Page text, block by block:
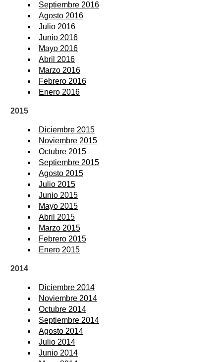
Septiembre 2016
Agosto 2016
Julio 2016
Junio 2016
Mayo 2016
Abril 2016
Marzo 2016
Febrero 2016
Enero 2016
2015
Diciembre 2015
Noviembre 2015
Octubre 2015
Septiembre 2015
Agosto 2015
Julio 2015
Junio 2015
Mayo 2015
Abril 2015
Marzo 2015
Febrero 2015
Enero 2015
2014
Diciembre 2014
Noviembre 2014
Octubre 2014
Septiembre 2014
Agosto 2014
Julio 2014
Junio 2014